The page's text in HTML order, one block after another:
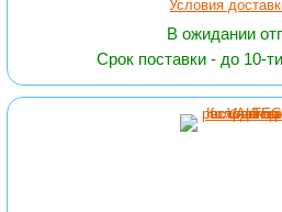
Условия
В ожидании
Срок поставки - до 10-